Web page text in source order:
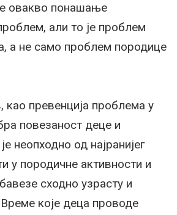
овакво понашање
али то је проблем
а не само проблем породице
као превенција проблема у
повезаност деце и
неопходно од најранијег
у породичне активности и
сходно узрасту и
које деца проводе